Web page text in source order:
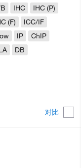
对比
IHC
IHC (P)
(F)
ICC/IF
IP
ChIP
DB